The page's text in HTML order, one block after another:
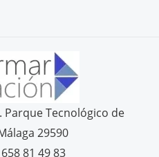
Parque Tecnológico de
29590
81 49 83